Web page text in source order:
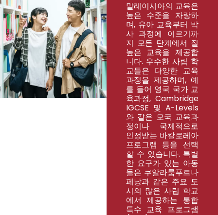
말레이시아의 교육은
높은 수준을 자랑하
며, 유아 교육부터 박
사 과정에 이르기까
지 모든 단계에서 질
높은 교육을 제공합
니다. 우수한 사립 학
교들은 다양한 교육
과정을 제공하며, 예
를 들어 영국 국가 교
육과정, Cambridge
IGCSE 및 A-Levels
와 같은 모국 교육과
정이나 국제적으로
인정받는 바칼로레아
프로그램 등을 선택
할 수 있습니다. 특별
한 요구가 있는 아동
들은 쿠알라룸푸르나
페낭과 같은 주요 도
시의 많은 사립 학교
에서 제공하는 통합
특수 교육 프로그램